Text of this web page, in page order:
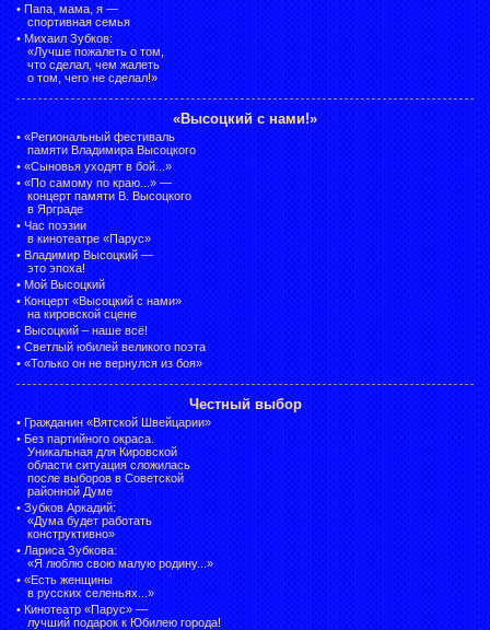
• Папа, мама, я —
спортивная семья
• Михаил Зубков:
«Лучше пожалеть о том,
что сделал, чем жалеть
о том, чего не сделал!»
«Высоцкий с нами!»
• «Региональный фестиваль
памяти Владимира Высоцкого
• «Сыновья уходят в бой...»
• «По самому по краю...» —
концерт памяти В. Высоцкого
в Ярграде
• Час поэзии
в кинотеатре «Парус»
• Владимир Высоцкий —
это эпоха!
• Мой Высоцкий
• Концерт «Высоцкий с нами»
на кировской сцене
• Высоцкий – наше всё!
• Светлый юбилей великого поэта
• «Только он не вернулся из боя»
Честный выбор
• Гражданин «Вятской Швейцарии»
• Без партийного окраса.
Уникальная для Кировской
области ситуация сложилась
после выборов в Советской
районной Думе
• Зубков Аркадий:
«Дума будет работать
конструктивно»
• Лариса Зубкова:
«Я люблю свою малую родину...»
• «Есть женщины
в русских селеньях...»
• Кинотеатр «Парус» —
лучший подарок к Юбилею города!